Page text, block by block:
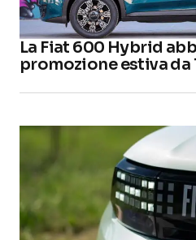
La Fiat 600 Hybrid
promozione estiva da